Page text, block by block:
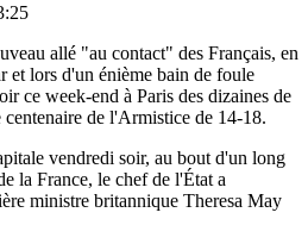
allé "au contact" des Français, en
et lors d'un énième bain de foule
ce week-end à Paris des dizaines de
de l'Armistice de 14-18.
vendredi soir, au bout d'un long
la France, le chef de l'État a
ministre britannique Theresa May